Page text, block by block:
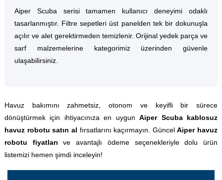
Aiper Scuba serisi tamamen kullanıcı deneyimi odaklı
tasarlanmıştır. Filtre sepetleri üst panelden tek bir dokunuşla
açılır ve alet gerektirmeden temizlenir. Orijinal yedek parça ve
sarf malzemelerine kategorimiz üzerinden güvenle
ulaşabilirsiniz.
Havuz bakımını zahmetsiz, otonom ve keyifli bir sürece
dönüştürmek için ihtiyacınıza en uygunAiper Scuba kablosuz
havuz robotu satın al fırsatlarını kaçırmayın. GüncelAiper havuz
robotu fiyatları ve avantajlı ödeme seçenekleriyle dolu ürün
listemizi hemen şimdi inceleyin!